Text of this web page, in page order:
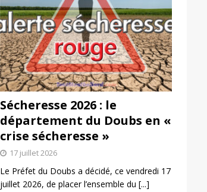
Sécheresse 2026 : le
département du Doubs en «
crise sécheresse »
17 juillet 2026
Le Préfet du Doubs a décidé, ce vendredi 17
juillet 2026, de placer l’ensemble du [...]